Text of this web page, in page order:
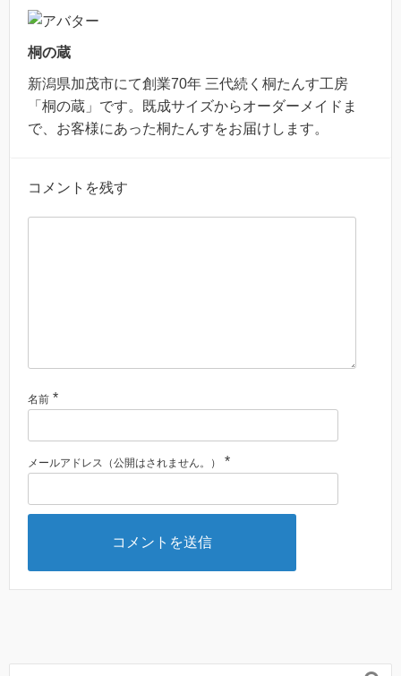
桐の蔵
新潟県加茂市にて創業70年 三代続く桐たんす工房
「桐の蔵」です。既成サイズからオーダーメイドま
で、お客様にあった桐たんすをお届けします。
コメントを残す
名前 *
メールアドレス（公開はされません。） *